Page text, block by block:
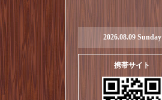
2026.08.09 Sunday
携帯サイト